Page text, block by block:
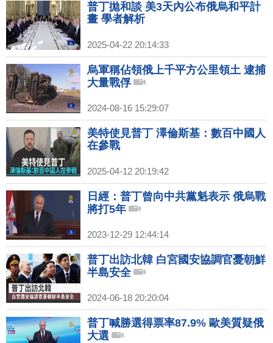
普丁拋和談 美3天內公布俄烏和平計
畫 學者解析
2025-04-22 20:14:33
烏軍稱佔領俄上千平方公里領土 逮捕
大量戰俘
2024-08-16 15:29:07
美特使見普丁 澤倫斯基：數百中國人
在參戰
2025-04-12 20:19:42
日經：普丁曾向中共黨魁表示 俄烏戰
將打5年
2023-12-29 12:44:14
普丁出訪北韓 白宮國安協調官憂朝鮮
半島安全
2024-06-18 20:20:04
普丁喊勝選得票率87.9% 歐美質疑俄
大選